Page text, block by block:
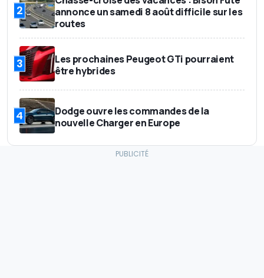
2
annonce un samedi 8 août difficile sur les
routes
3
Les prochaines Peugeot GTi pourraient
être hybrides
4
Dodge ouvre les commandes de la
nouvelle Charger en Europe